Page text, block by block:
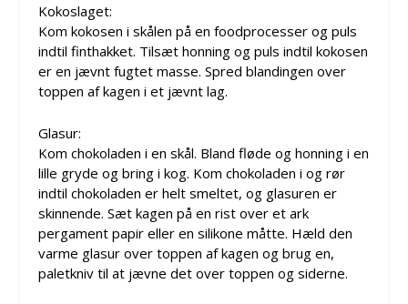
Kokoslaget:
Kom kokosen i skålen på en foodprocesser og puls
indtil finthakket. Tilsæt honning og puls indtil kokosen
er en jævnt fugtet masse. Spred blandingen over
toppen af ​​kagen i et jævnt lag.
Glasur:
Kom chokoladen i en skål. Bland fløde og honning i en
lille gryde og bring i kog. Kom chokoladen i og rør
indtil chokoladen er helt smeltet, og glasuren er
skinnende. Sæt kagen på en rist over et ark
pergament papir eller en silikone måtte. Hæld den
varme glasur over toppen af ​​kagen og brug en,
paletkniv til at jævne det over toppen og siderne.